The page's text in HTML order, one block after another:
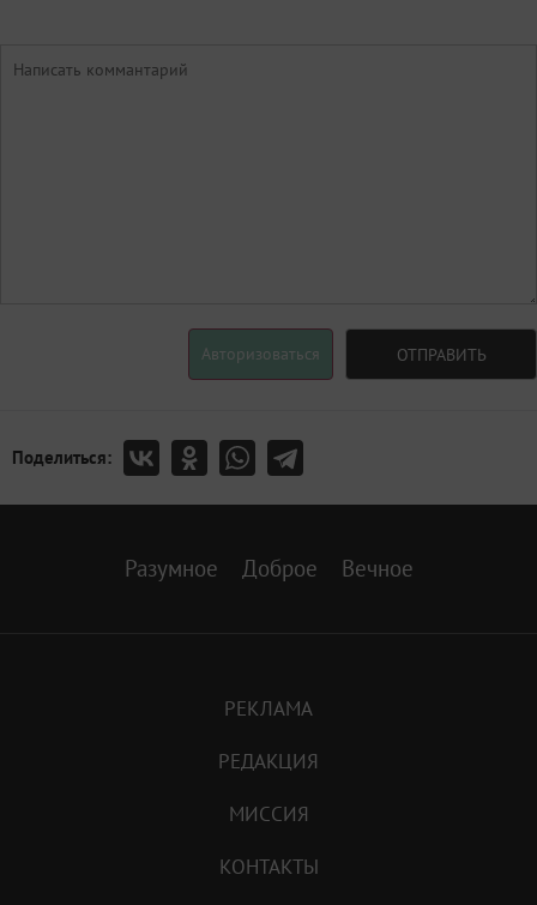
Авторизоваться ОТПРАВИТЬ
Поделиться:
Разумное Доброе Вечное
РЕКЛАМА
РЕДАКЦИЯ
МИССИЯ
КОНТАКТЫ